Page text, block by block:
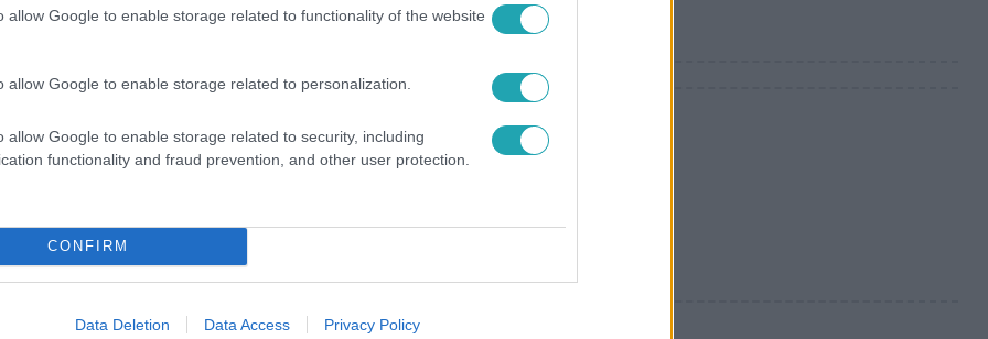
allow Google to enable storage related to functionality of the website
allow Google to enable storage related to personalization.
allow Google to enable storage related to security, including
functionality and fraud prevention, and other user protection.
CONFIRM
Data Deletion Data Access Privacy Policy
állítani az angol királynőnek, de véletlenül
sikerült